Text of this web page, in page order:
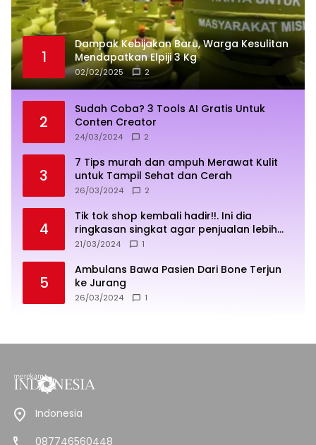
1
Dampak Kebijakan Baru, Warga Kesulitan
Mendapatkan Elpiji 3 Kg
02/02/2025 2
2
Sudah Coba? 3 Tools AI Gratis Untuk
Conten Creator
24/03/2024 2
3
7 Tips murah dan ampuh Merawat Kulit
untuk Tampil Sehat dan Cerah
26/03/2024 2
4
Tik tok shop kembali hadir!!. Ini dia
ringkasan singkat agar penjualan lebih
sukses
21/03/2024 1
5
Ambulans Bawa Pasien Dari Bone Terjun
ke Jurang
26/03/2024 1
Indonesia
087746560448